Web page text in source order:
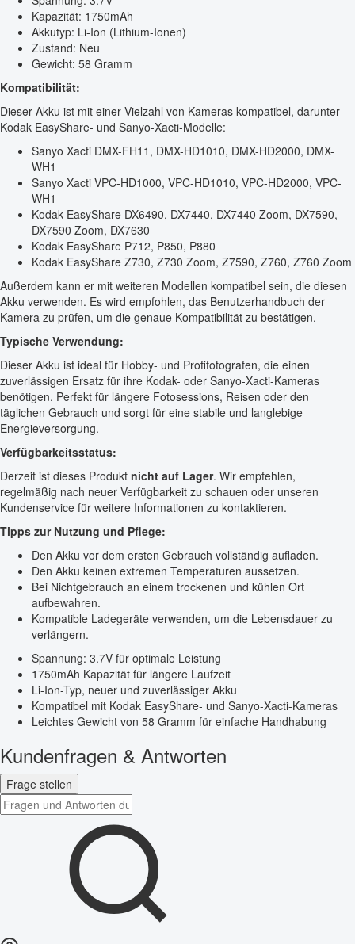
Kapazität: 1750mAh
Akkutyp: Li-Ion (Lithium-Ionen)
Zustand: Neu
Gewicht: 58 Gramm
Kompatibilität:
Dieser Akku ist mit einer Vielzahl von Kameras kompatibel, darunter
Kodak EasyShare- und Sanyo-Xacti-Modelle:
Sanyo Xacti DMX-FH11, DMX-HD1010, DMX-HD2000, DMX-
WH1
Sanyo Xacti VPC-HD1000, VPC-HD1010, VPC-HD2000, VPC-
WH1
Kodak EasyShare DX6490, DX7440, DX7440 Zoom, DX7590,
DX7590 Zoom, DX7630
Kodak EasyShare P712, P850, P880
Kodak EasyShare Z730, Z730 Zoom, Z7590, Z760, Z760 Zoom
Außerdem kann er mit weiteren Modellen kompatibel sein, die diesen
Akku verwenden. Es wird empfohlen, das Benutzerhandbuch der
Kamera zu prüfen, um die genaue Kompatibilität zu bestätigen.
Typische Verwendung:
Dieser Akku ist ideal für Hobby- und Profifotografen, die einen
zuverlässigen Ersatz für ihre Kodak- oder Sanyo-Xacti-Kameras
benötigen. Perfekt für längere Fotosessions, Reisen oder den
täglichen Gebrauch und sorgt für eine stabile und langlebige
Energieversorgung.
Verfügbarkeitsstatus:
Derzeit ist dieses Produkt nicht auf Lager. Wir empfehlen,
regelmäßig nach neuer Verfügbarkeit zu schauen oder unseren
Kundenservice für weitere Informationen zu kontaktieren.
Tipps zur Nutzung und Pflege:
Den Akku vor dem ersten Gebrauch vollständig aufladen.
Den Akku keinen extremen Temperaturen aussetzen.
Bei Nichtgebrauch an einem trockenen und kühlen Ort
aufbewahren.
Kompatible Ladegeräte verwenden, um die Lebensdauer zu
verlängern.
Spannung: 3.7V für optimale Leistung
1750mAh Kapazität für längere Laufzeit
Li-Ion-Typ, neuer und zuverlässiger Akku
Kompatibel mit Kodak EasyShare- und Sanyo-Xacti-Kameras
Leichtes Gewicht von 58 Gramm für einfache Handhabung
Kundenfragen & Antworten
Frage stellen